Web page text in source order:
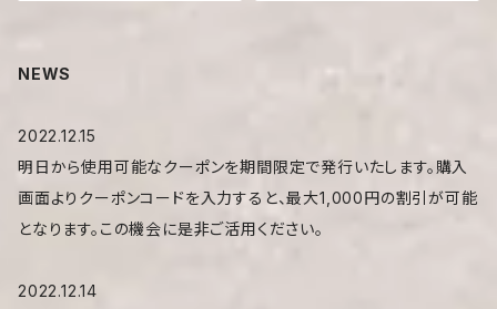
NEWS
2022.12.15
明日から使用可能なクーポンを期間限定で発行いたします。購入
画面よりクーポンコードを入力すると、最大1,000円の割引が可能
となります。この機会に是非ご活用ください。
2022.12.14